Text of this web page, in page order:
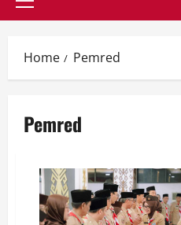
Primary
Home Pemred
Pemred